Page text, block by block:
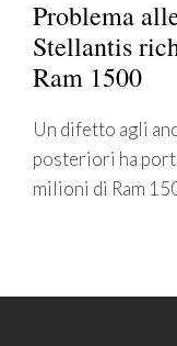
Problema
Stellantis
Ram 1500
Un difetto agli
posteriori ha
milioni di Ram